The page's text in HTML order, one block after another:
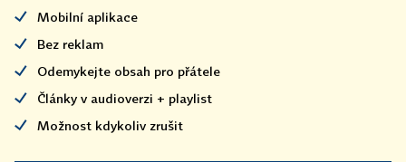
Mobilní aplikace
Bez reklam
Odemykejte obsah pro přátele
Články v audioverzi + playlist
Možnost kdykoliv zrušit